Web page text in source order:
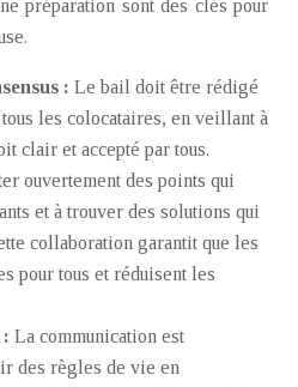
préparation sont des clés pour
: Le bail doit être rédigé
les colocataires, en veillant à
clair et accepté par tous.
ouvertement des points qui
et à trouver des solutions qui
collaboration garantit que les
pour tous et réduisent les
: La communication est
des règles de vie en